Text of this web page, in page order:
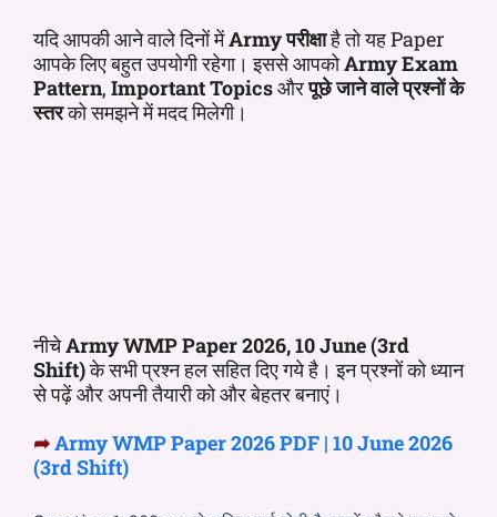
यदि आपकी आने वाले दिनों मेंArmy परीक्षाहै तो यह Paper
आपके लिए बहुत उपयोगी रहेगा। इससे आपकोArmy Exam
Pattern, Important Topicsऔरपूछे जाने वाले प्रश्नों के
स्तरको समझने में मदद मिलेगी।
नीचेArmy WMPPaper 2026, 10 June (3rd
Shift)के सभी प्रश्न हल सहित दिए गये है। इन प्रश्नों को ध्यान
से पढ़ें और अपनी तैयारी को और बेहतर बनाएं।
➦Army WMP Paper 2026 PDF | 10 June 2026
(3rd Shift)